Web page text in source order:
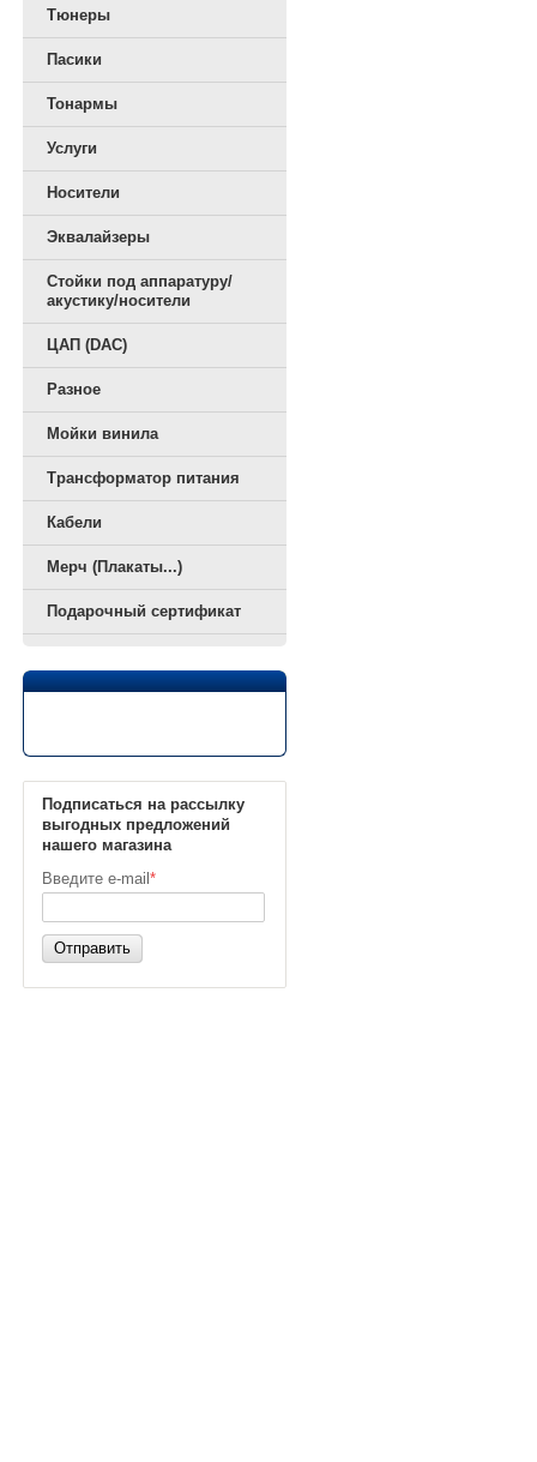
Тюнеры
Пасики
Тонармы
Услуги
Носители
Эквалайзеры
Стойки под аппаратуру/
акустику/носители
ЦАП (DAC)
Разное
Мойки винила
Трансформатор питания
Кабели
Мерч (Плакаты...)
Подарочный сертификат
Подписаться на рассылку
выгодных предложений
нашего магазина
Введите e-mail *
Отправить